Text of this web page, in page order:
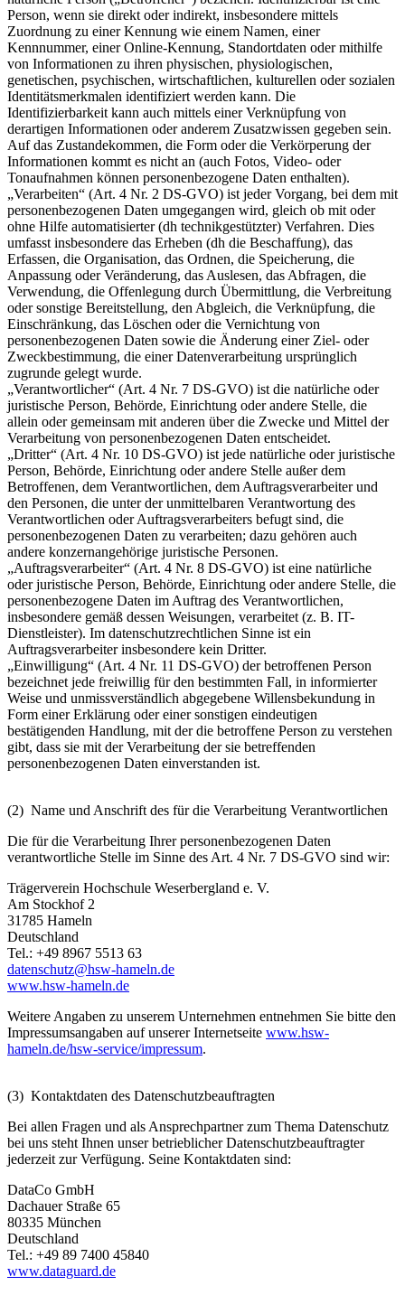
Person, wenn sie direkt oder indirekt, insbesondere mittels
Zuordnung zu einer Kennung wie einem Namen, einer
Kennnummer, einer Online-Kennung, Standortdaten oder mithilfe
von Informationen zu ihren physischen, physiologischen,
genetischen, psychischen, wirtschaftlichen, kulturellen oder sozialen
Identitätsmerkmalen identifiziert werden kann. Die
Identifizierbarkeit kann auch mittels einer Verknüpfung von
derartigen Informationen oder anderem Zusatzwissen gegeben sein.
Auf das Zustandekommen, die Form oder die Verkörperung der
Informationen kommt es nicht an (auch Fotos, Video- oder
Tonaufnahmen können personenbezogene Daten enthalten).
„Verarbeiten“ (Art. 4 Nr. 2 DS-GVO) ist jeder Vorgang, bei dem mit
personenbezogenen Daten umgegangen wird, gleich ob mit oder
ohne Hilfe automatisierter (dh technikgestützter) Verfahren. Dies
umfasst insbesondere das Erheben (dh die Beschaffung), das
Erfassen, die Organisation, das Ordnen, die Speicherung, die
Anpassung oder Veränderung, das Auslesen, das Abfragen, die
Verwendung, die Offenlegung durch Übermittlung, die Verbreitung
oder sonstige Bereitstellung, den Abgleich, die Verknüpfung, die
Einschränkung, das Löschen oder die Vernichtung von
personenbezogenen Daten sowie die Änderung einer Ziel- oder
Zweckbestimmung, die einer Datenverarbeitung ursprünglich
zugrunde gelegt wurde.
„Verantwortlicher“ (Art. 4 Nr. 7 DS-GVO) ist die natürliche oder
juristische Person, Behörde, Einrichtung oder andere Stelle, die
allein oder gemeinsam mit anderen über die Zwecke und Mittel der
Verarbeitung von personenbezogenen Daten entscheidet.
„Dritter“ (Art. 4 Nr. 10 DS-GVO) ist jede natürliche oder juristische
Person, Behörde, Einrichtung oder andere Stelle außer dem
Betroffenen, dem Verantwortlichen, dem Auftragsverarbeiter und
den Personen, die unter der unmittelbaren Verantwortung des
Verantwortlichen oder Auftragsverarbeiters befugt sind, die
personenbezogenen Daten zu verarbeiten; dazu gehören auch
andere konzernangehörige juristische Personen.
„Auftragsverarbeiter“ (Art. 4 Nr. 8 DS-GVO) ist eine natürliche
oder juristische Person, Behörde, Einrichtung oder andere Stelle, die
personenbezogene Daten im Auftrag des Verantwortlichen,
insbesondere gemäß dessen Weisungen, verarbeitet (z. B. IT-
Dienstleister). Im datenschutzrechtlichen Sinne ist ein
Auftragsverarbeiter insbesondere kein Dritter.
„Einwilligung“ (Art. 4 Nr. 11 DS-GVO) der betroffenen Person
bezeichnet jede freiwillig für den bestimmten Fall, in informierter
Weise und unmissverständlich abgegebene Willensbekundung in
Form einer Erklärung oder einer sonstigen eindeutigen
bestätigenden Handlung, mit der die betroffene Person zu verstehen
gibt, dass sie mit der Verarbeitung der sie betreffenden
personenbezogenen Daten einverstanden ist.
(2) Name und Anschrift des für die Verarbeitung Verantwortlichen
Die für die Verarbeitung Ihrer personenbezogenen Daten
verantwortliche Stelle im Sinne des Art. 4 Nr. 7 DS-GVO sind wir:
Trägerverein Hochschule Weserbergland e. V.
Am Stockhof 2
31785 Hameln
Deutschland
Tel.: +49 8967 5513 63
datenschutz@hsw-hameln.de
www.hsw-hameln.de
Weitere Angaben zu unserem Unternehmen entnehmen Sie bitte den
Impressumsangaben auf unserer Internetseite www.hsw-
hameln.de/hsw-service/impressum.
(3) Kontaktdaten des Datenschutzbeauftragten
Bei allen Fragen und als Ansprechpartner zum Thema Datenschutz
bei uns steht Ihnen unser betrieblicher Datenschutzbeauftragter
jederzeit zur Verfügung. Seine Kontaktdaten sind:
DataCo GmbH
Dachauer Straße 65
80335 München
Deutschland
Tel.: +49 89 7400 45840
www.dataguard.de